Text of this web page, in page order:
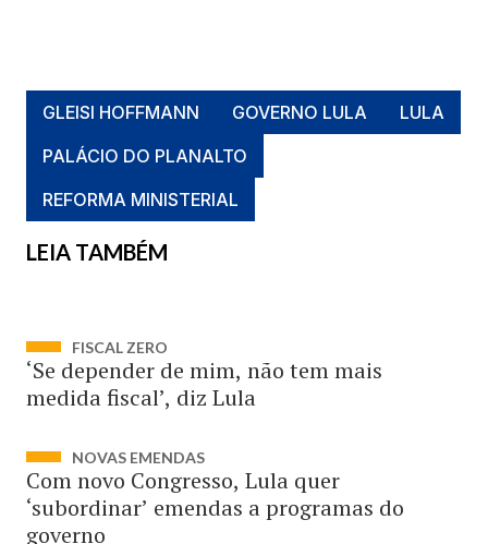
GLEISI HOFFMANN GOVERNO LULA
LULA
PALÁCIO DO PLANALTO
REFORMA MINISTERIAL
LEIA TAMBÉM
FISCAL ZERO
‘Se depender de mim, não tem mais
medida fiscal’, diz Lula
NOVAS EMENDAS
Com novo Congresso, Lula quer
‘subordinar’ emendas a programas do
governo